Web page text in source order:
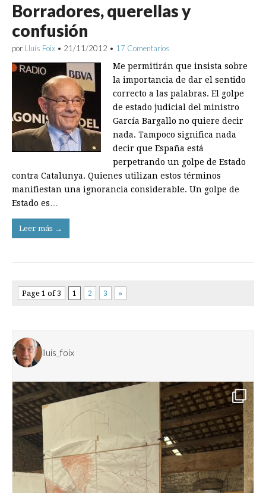
Borradores, querellas y
confusión
por Lluís Foix • 21/11/2012 • 17 Comentarios
Me permitirán que insista sobre
la importancia de dar el sentido
correcto a las palabras. El golpe
de estado judicial del ministro
García Bargallo no quiere decir
nada. Tampoco significa nada
decir que España está
perpetrando un golpe de Estado
contra Catalunya. Quienes utilizan estos términos
manifiestan una ignorancia considerable. Un golpe de
Estado es…
Leer más →
Page 1 of 3 1 2 3 »
lluis_foix